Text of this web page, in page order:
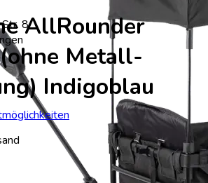
8AllRounder
Metall-
Indigoblau